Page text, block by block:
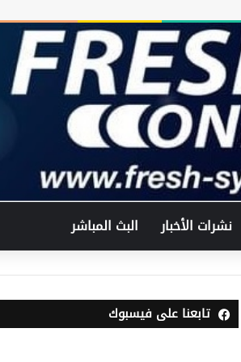
نشرات الأخبار البث المباشر
تابعنا على فيسبوك